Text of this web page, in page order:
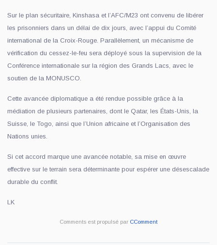
Sur le plan sécuritaire, Kinshasa et l’AFC/M23 ont convenu de libérer
les prisonniers dans un délai de dix jours, avec l’appui du Comité
international de la Croix-Rouge. Parallèlement, un mécanisme de
vérification du cessez-le-feu sera déployé sous la supervision de la
Conférence internationale sur la région des Grands Lacs, avec le
soutien de la MONUSCO.
Cette avancée diplomatique a été rendue possible grâce à la
médiation de plusieurs partenaires, dont le Qatar, les États-Unis, la
Suisse, le Togo, ainsi que l’Union africaine et l’Organisation des
Nations unies.
Si cet accord marque une avancée notable, sa mise en œuvre
effective sur le terrain sera déterminante pour espérer une désescalade
durable du conflit.
LK
Comments est propulsé par CComment